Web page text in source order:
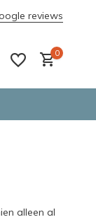
Wij
reviews
0
alleen al